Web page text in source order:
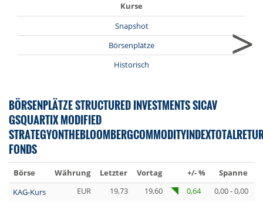
Kurse
Snapshot
Börsenplätze
Historisch
>
BÖRSENPLÄTZE STRUCTURED INVESTMENTS SICAV
GSQUARTIX MODIFIED
FONDS
Börse Währung Letzter Vortag +/- % Spanne
KAG-Kurs
EUR 19,73 19,60 0,64 0,00 - 0,00